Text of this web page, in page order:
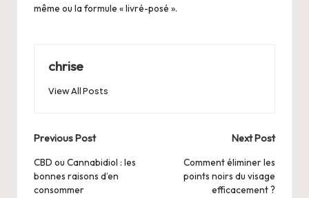
même ou la formule « livré-posé ».
chrise
View All Posts
Post
navigation
Previous Post
CBD ou Cannabidiol : les
bonnes raisons d’en
consommer
Next Post
Comment éliminer les
points noirs du visage
efficacement ?